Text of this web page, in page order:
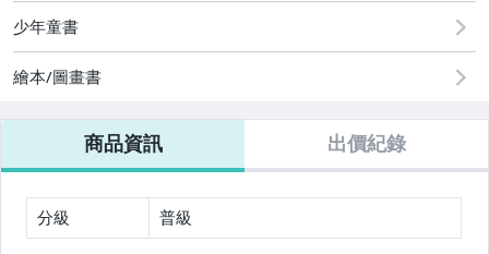
少年童書
繪本/圖畫書
商品資訊 出價紀錄
分級 普級